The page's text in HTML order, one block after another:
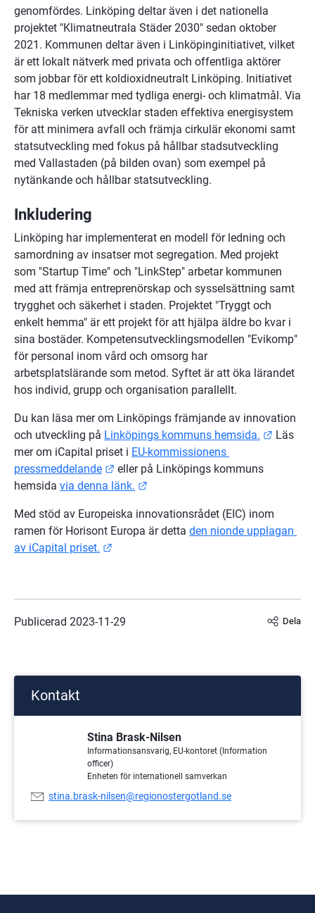
genomfördes. Linköping deltar även i det nationella
projektet "Klimatneutrala Städer 2030" sedan oktober
2021. Kommunen deltar även i Linköpinginitiativet, vilket
är ett lokalt nätverk med privata och offentliga aktörer
som jobbar för ett koldioxidneutralt Linköping. Initiativet
har 18 medlemmar med tydliga energi- och klimatmål. Via
Tekniska verken utvecklar staden effektiva energisystem
för att minimera avfall och främja cirkulär ekonomi samt
statsutveckling med fokus på hållbar stadsutveckling
med Vallastaden (på bilden ovan) som exempel på
nytänkande och hållbar statsutveckling.
Inkludering
Linköping har implementerat en modell för ledning och
samordning av insatser mot segregation. Med projekt
som "Startup Time" och "LinkStep" arbetar kommunen
med att främja entreprenörskap och sysselsättning samt
trygghet och säkerhet i staden. Projektet "Tryggt och
enkelt hemma" är ett projekt för att hjälpa äldre bo kvar i
sina bostäder. Kompetensutvecklingsmodellen "Evikomp"
för personal inom vård och omsorg har
arbetsplatslärande som metod. Syftet är att öka lärandet
hos individ, grupp och organisation parallellt.
Du kan läsa mer om Linköpings främjande av innovation
och utveckling på Linköpings kommuns hemsida. Länk
Läs
mer om iCapital priset i EU-kommissionens
pressmeddelande
Länk till annan webbplats.
eller på Linköpings kommuns
hemsida via denna länk.
Med stöd av Europeiska innovationsrådet (EIC) inom
ramen för Horisont Europa är detta den nionde upplagan
av iCapital priset.
Publicerad 2023-11-29 Dela
Kontakt
Stina Brask-Nilsen
Informationsansvarig, EU-kontoret (Information
officer)
Enheten för internationell samverkan
E-
stina.brask-nilsen@regionostergotland.se